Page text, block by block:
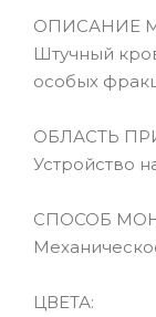
ОПИСАНИЕ
Штучный
особых
ОБЛАСТЬ
Устройство
СПОСОБ
ЦВЕТА: